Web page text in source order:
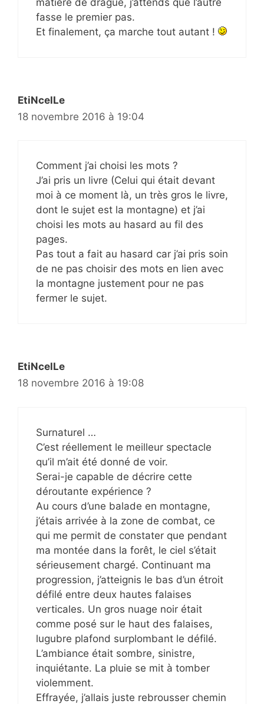
fasse le premier pas.
Et finalement, ça marche tout autant !
EtiNcelLe
18 novembre 2016 à 19:04
Comment j’ai choisi les mots ?
J’ai pris un livre (Celui qui était devant
moi à ce moment là, un très gros le livre,
dont le sujet est la montagne) et j’ai
choisi les mots au hasard au fil des
pages.
Pas tout a fait au hasard car j’ai pris soin
de ne pas choisir des mots en lien avec
la montagne justement pour ne pas
fermer le sujet.
EtiNcelLe
18 novembre 2016 à 19:08
Surnaturel …
C’est réellement le meilleur spectacle
qu’il m’ait été donné de voir.
Serai-je capable de décrire cette
déroutante expérience ?
Au cours d’une balade en montagne,
j’étais arrivée à la zone de combat, ce
qui me permit de constater que pendant
ma montée dans la forêt, le ciel s’était
sérieusement chargé. Continuant ma
progression, j’atteignis le bas d’un étroit
défilé entre deux hautes falaises
verticales. Un gros nuage noir était
comme posé sur le haut des falaises,
lugubre plafond surplombant le défilé.
L’ambiance était sombre, sinistre,
inquiétante. La pluie se mit à tomber
violemment.
Effrayée, j’allais juste rebrousser chemin